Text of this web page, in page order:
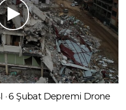
· 6 Şubat Depremi Drone